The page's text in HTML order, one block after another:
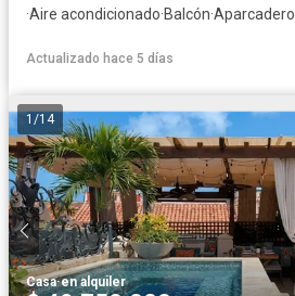
·Aire acondicionado·Balcón·Aparcadero
Actualizado hace 5 días
1 /14
Casa·en alquiler